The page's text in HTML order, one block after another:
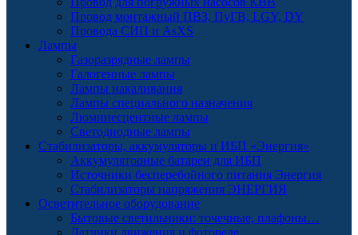
Провод монтажный ПВЗ, ПуГВ, LGY, DY
Провода СИП и AsXS
Лампы
Газоразрядные лампы
Галогенные лампы
Лампы накаливания
Лампы специального назначения
Люминесцентные лампы
Светодиодные лампы
Стабилизаторы, аккумуляторы и ИБП «Энергия»
Аккумуляторные батареи для ИБП
Источники бесперебойного питания Энергия
Стабилизаторы напряжения ЭНЕРГИЯ
Осветительное оборудование
Бытовые светильники: точечные, плафоны…